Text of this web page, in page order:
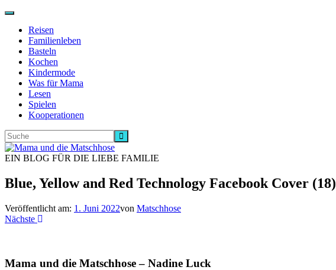
Navigation
ein-/ausschalten
Reisen
Familienleben
Basteln
Kochen
Kindermode
Was für Mama
Lesen
Spielen
Kooperationen
EIN BLOG FÜR DIE LIEBE FAMILIE
Blue, Yellow and Red Technology Facebook Cover (18)
Veröffentlicht am: 1. Juni 2022von Matschhose
Nächste
Mama und die Matschhose – Nadine Luck